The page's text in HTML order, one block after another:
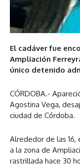
El cadáver fue
Ampliación
único detenido
CÓRDOBA.-
Agostina Vega,
ciudad de Córdoba.
Alrededor de las 16,
a la zona de
rastrillada hace 30